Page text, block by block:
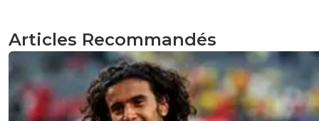
Articles Recommandés